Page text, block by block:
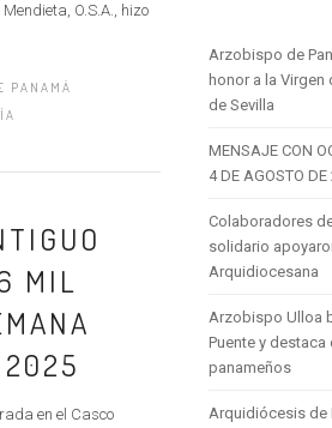
O.S.A., hizo
PANAMÁ
MIL
2025
en el Casco
Arzobispo de
honor a la Virgen
de Sevilla
MENSAJE CON
4 DE AGOSTO
Colaboradores
solidario
Arquidiocesana
Arzobispo Ulloa
Puente y
panameños
Arquidiócesis de